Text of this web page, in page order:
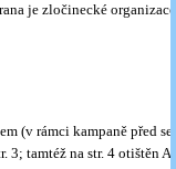
je zločinecké
(v rámci kampaně před
3; tamtéž na str. 4 otištěn